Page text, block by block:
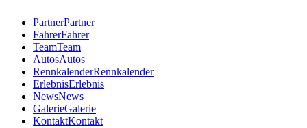
PartnerPartner
FahrerFahrer
TeamTeam
AutosAutos
RennkalenderRennkalender
ErlebnisErlebnis
NewsNews
GalerieGalerie
KontaktKontakt